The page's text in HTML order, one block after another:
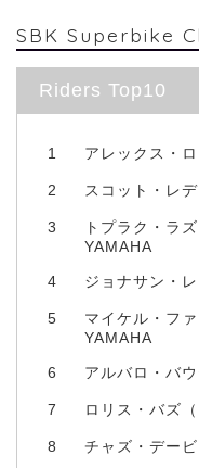
SBK Superbike
Riders Top10
1 アレックス・
2 スコット・レ
3
トプラク・ラ
YAMAHA
4 ジョナサン・
5
マイケル・フ
YAMAHA
6 アルバロ・バ
7 ロリス・バズ
8 チャズ・デー